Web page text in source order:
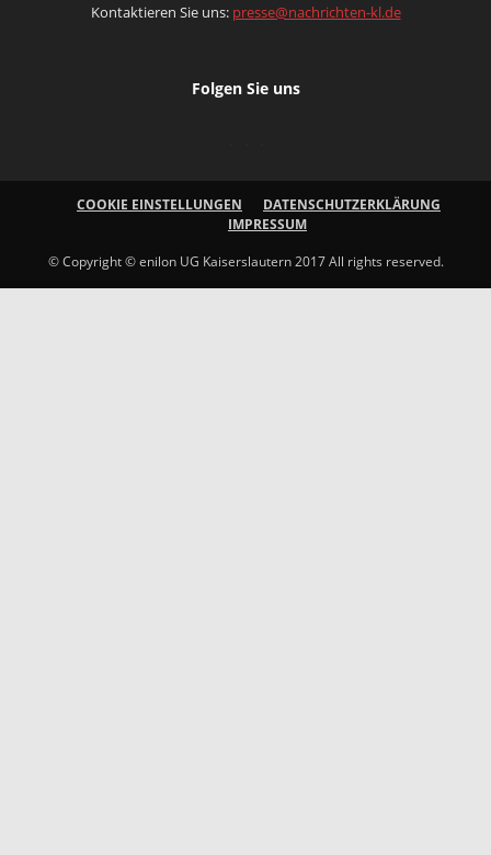
Kontaktieren Sie uns: presse@nachrichten-kl.de
Folgen Sie uns
COOKIE EINSTELLUNGEN
DATENSCHUTZERKLÄRUNG
IMPRESSUM
© Copyright © enilon UG Kaiserslautern 2017 All rights reserved.